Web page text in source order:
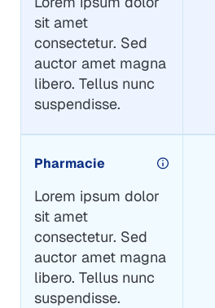
sit amet
consectetur. Sed
auctor amet magna
libero. Tellus nunc
suspendisse.
Pharmacie
Lorem ipsum dolor
sit amet
consectetur. Sed
auctor amet magna
libero. Tellus nunc
suspendisse.